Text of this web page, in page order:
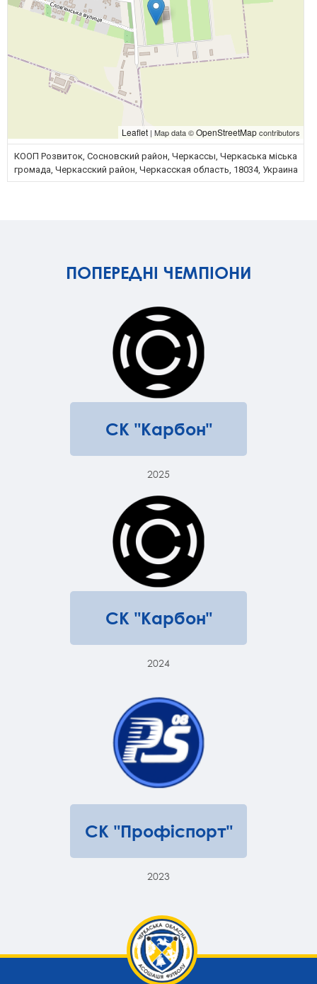
Leaflet | Map data ©OpenStreetMapcontributors
КООП Розвиток, Сосновский район, Черкассы, Черкаська міська
громада, Черкасский район, Черкасская область, 18034, Украина
ПОПЕРЕДНІ ЧЕМПІОНИ
СК "Карбон"
2025
СК "Карбон"
2024
СК "Профіспорт"
2023